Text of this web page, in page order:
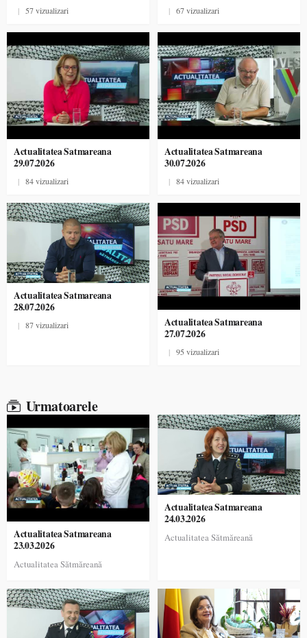
| 57 vizualizari | 67 vizualizari
Actualitatea Satmareana
29.07.2026
| 84 vizualizari
Actualitatea Satmareana
30.07.2026
| 84 vizualizari
Actualitatea Satmareana
28.07.2026
| 87 vizualizari
Actualitatea Satmareana
27.07.2026
| 95 vizualizari
Urmatoarele
Actualitatea Satmareana
23.03.2026
Actualitatea Sătmăreană
Actualitatea Satmareana
24.03.2026
Actualitatea Sătmăreană